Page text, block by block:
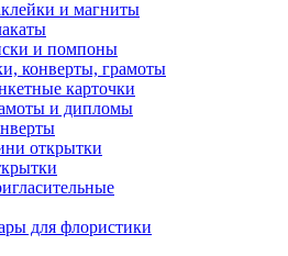
и магниты
и помпоны
конверты, грамоты
карточки
и дипломы
открытки
для флористики